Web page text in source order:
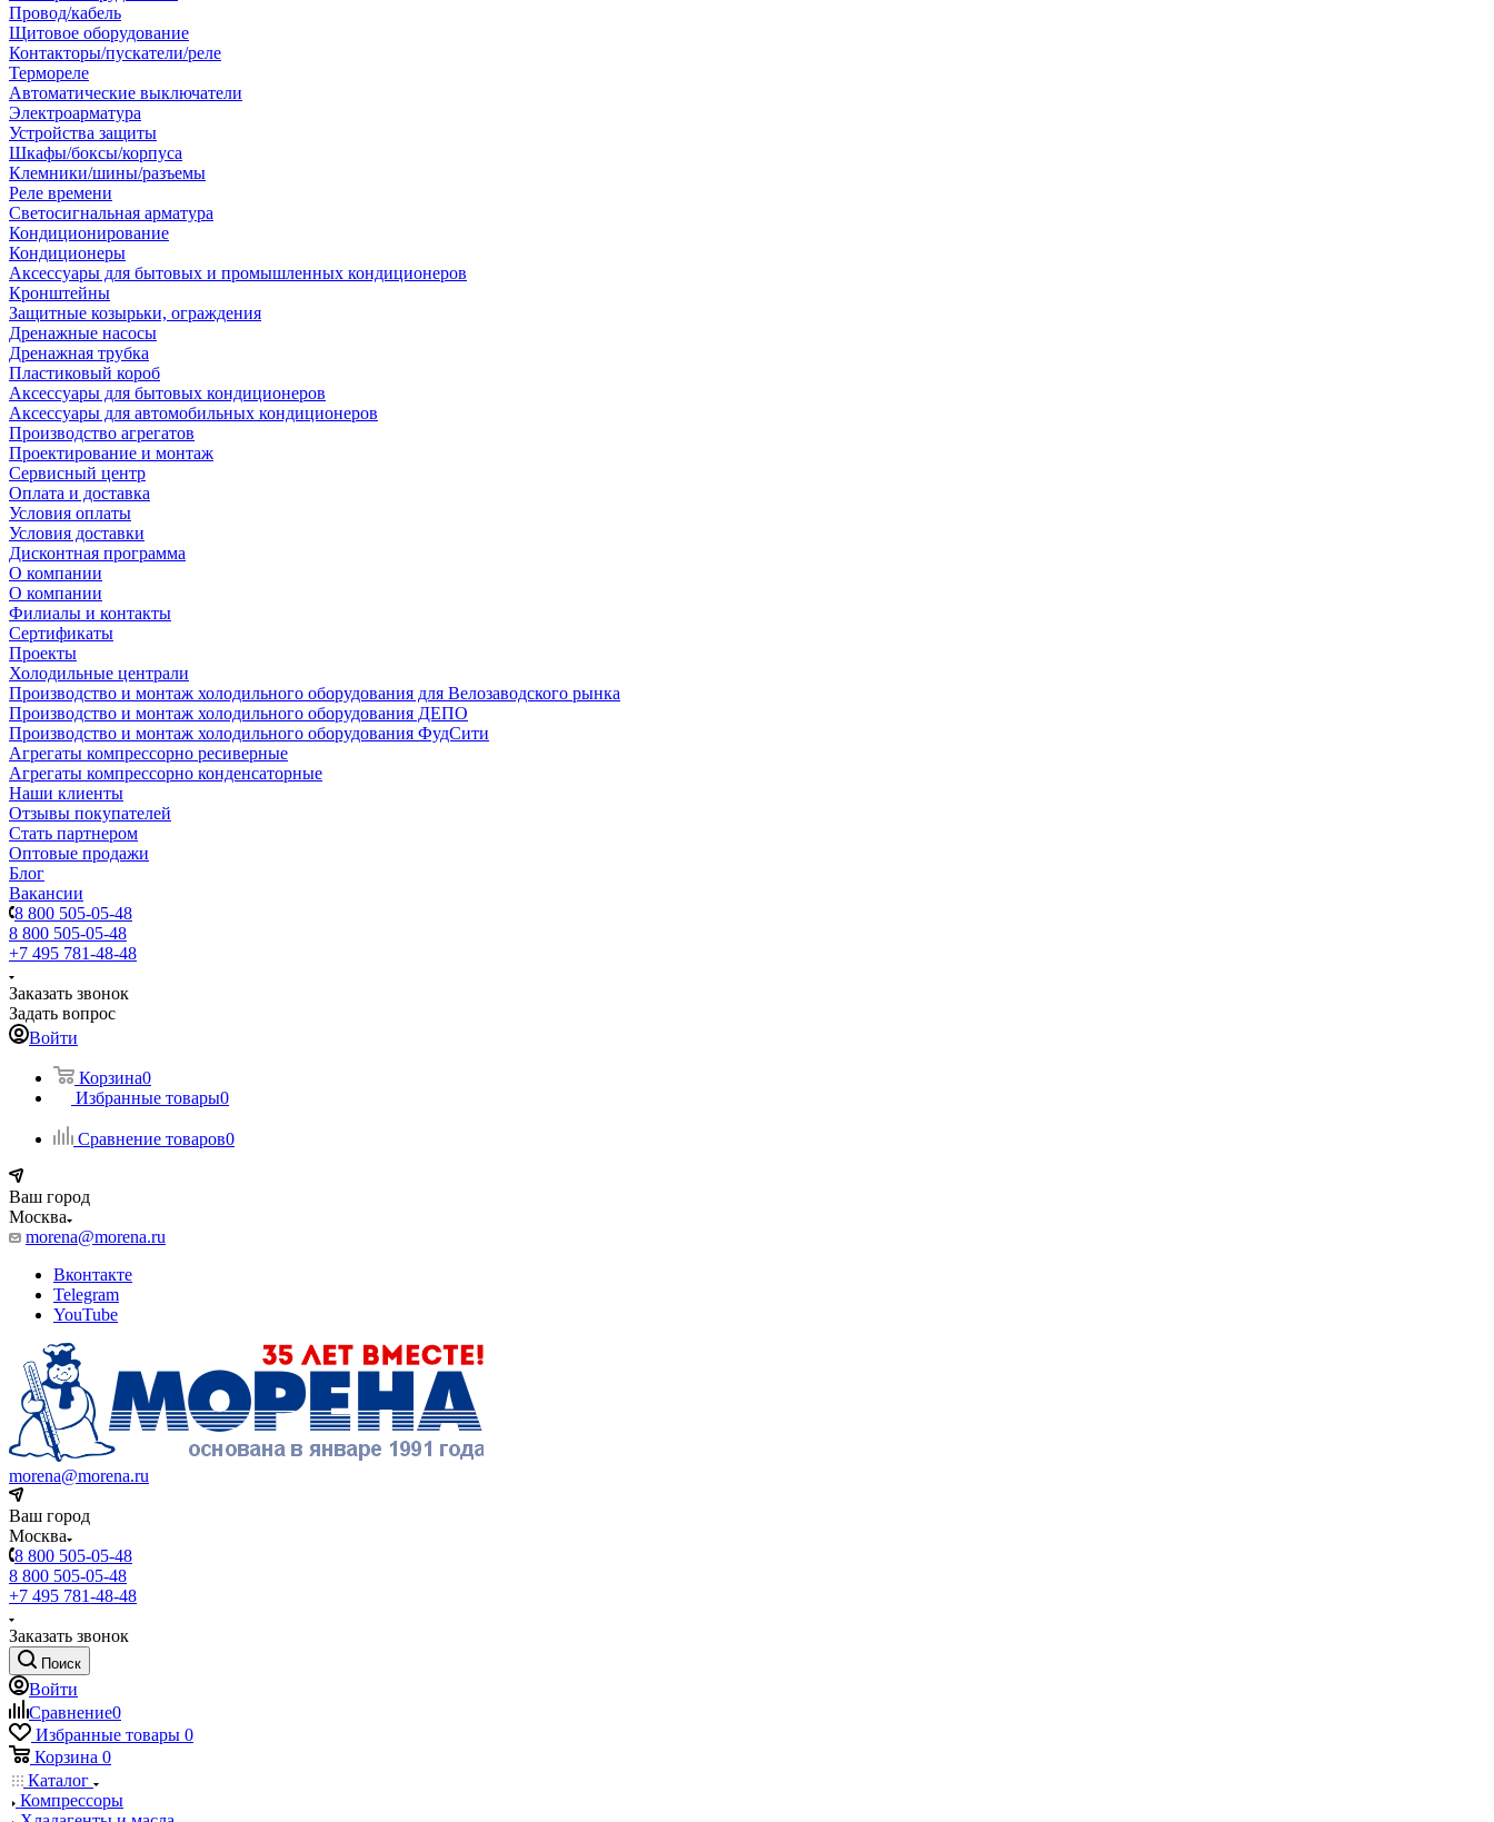
Провод/кабель
Щитовое оборудование
Контакторы/пускатели/реле
Термореле
Автоматические выключатели
Электроарматура
Устройства защиты
Шкафы/боксы/корпуса
Клемники/шины/разъемы
Реле времени
Светосигнальная арматура
Кондиционирование
Кондиционеры
Аксессуары для бытовых и промышленных кондиционеров
Кронштейны
Защитные козырьки, ограждения
Дренажные насосы
Дренажная трубка
Пластиковый короб
Аксессуары для бытовых кондиционеров
Аксессуары для автомобильных кондиционеров
Производство агрегатов
Проектирование и монтаж
Сервисный центр
Оплата и доставка
Условия оплаты
Условия доставки
Дисконтная программа
О компании
О компании
Филиалы и контакты
Сертификаты
Проекты
Холодильные централи
Производство и монтаж холодильного оборудования для Велозаводского рынка
Производство и монтаж холодильного оборудования ДЕПО
Производство и монтаж холодильного оборудования ФудСити
Агрегаты компрессорно ресиверные
Агрегаты компрессорно конденсаторные
Наши клиенты
Отзывы покупателей
Стать партнером
Оптовые продажи
Блог
Вакансии
8 800 505-05-48
8 800 505-05-48
+7 495 781-48-48
Заказать звонок
Задать вопрос
Войти
Корзина0
Избранные товары0
Сравнение товаров0
Ваш город
Москва
morena@morena.ru
Вконтакте
Telegram
YouTube
morena@morena.ru
Ваш город
Москва
8 800 505-05-48
8 800 505-05-48
+7 495 781-48-48
Заказать звонок
Поиск
Войти
Сравнение0
Избранные товары 0
Корзина 0
Каталог
Компрессоры